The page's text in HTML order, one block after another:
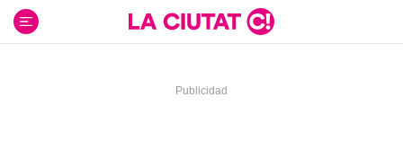
contenido